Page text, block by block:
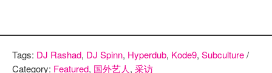
Tags: DJ Rashad, DJ Spinn, Hyperdub, Kode9, Subculture/
Category: Featured, 国外艺人, 采访